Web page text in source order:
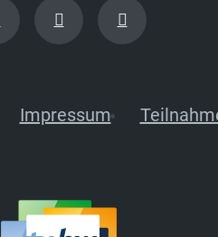
Impressum